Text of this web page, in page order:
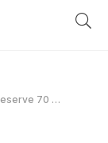
70 cl 70 cl.